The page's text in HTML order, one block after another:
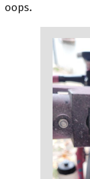
oops.